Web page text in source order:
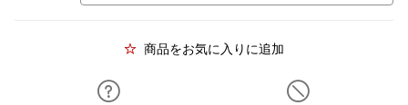
商品をお気に入りに追加